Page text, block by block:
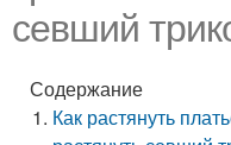
севший
Содержание
Как растянуть